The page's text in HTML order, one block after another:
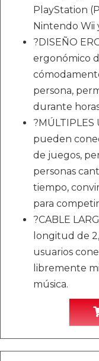
PlayStation
Nintendo Wii
?DISEÑO
ergonómico
persona,
durante
?MÚLTIPLES
pueden
de juegos,
personas
tiempo,
para
?CABLE
longitud de
usuarios
libremente
música.